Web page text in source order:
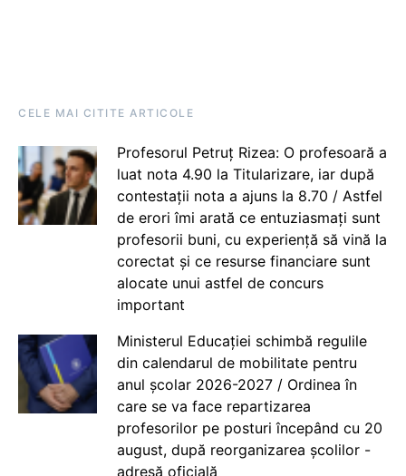
CELE MAI CITITE ARTICOLE
Profesorul Petruț Rizea: O profesoară a
luat nota 4.90 la Titularizare, iar după
contestații nota a ajuns la 8.70 / Astfel
de erori îmi arată ce entuziasmați sunt
profesorii buni, cu experiență să vină la
corectat și ce resurse financiare sunt
alocate unui astfel de concurs
important
Ministerul Educației schimbă regulile
din calendarul de mobilitate pentru
anul școlar 2026-2027 / Ordinea în
care se va face repartizarea
profesorilor pe posturi începând cu 20
august, după reorganizarea școlilor -
adresă oficială